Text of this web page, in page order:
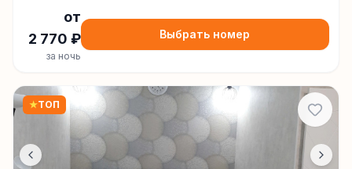
от
2 770 ₽
за ночь
Выбрать номер
★ТОП